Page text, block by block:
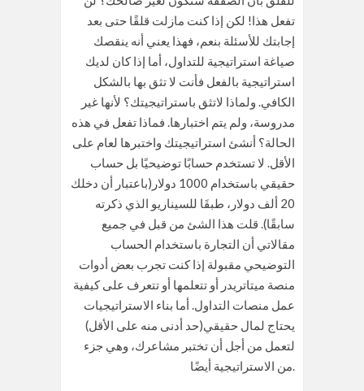
تفعل هذا! لكن إذا كنت مازلت قلقًا حتى بعد
إجابتك للأسئلة بنعم، فهذا يعني أنه ينقصك
صياغة استراتيجية للتداول، أما إذا كان لديك
استراتيجية بالفعل فأنت لا تثق بها بالشكل
الكافي. ولماذا لاتثق باستراتيجيتك؟ لأنها غير
مدروسة، ولم يتم اختبارها. فماذا تفعل في هذه
الحالة؟ أنشئ استراتيجيتك واختبرها لعام على
الأقل. لا تستخدم حسابًا توضيحيًا بل حساب
حقيقي باستخدام 1000 دولار(باعتبار أن دخلك
20 ألف دولار، طبقَا للسيناريو الذي ذكرته
سابقًا). قلت هذا الشئ من قبل في جميع
مقالاتي أن التجارة باستخدام الحساب
التوضيحي مقبولة إذا كنت تجرب بعض أدوات
منصة ميتاتريدر أو تتعلمها أو تتعرف على كيفية
عمل منصات التداول. أما بناء الاستراتيجيات
يحتاج لمال حقيقي(حد أدنى منه على الأقل)
لتعمل من أجل أن تختبر مشاعرك، وهي جزء
من الاستراتيجية أيضًا.